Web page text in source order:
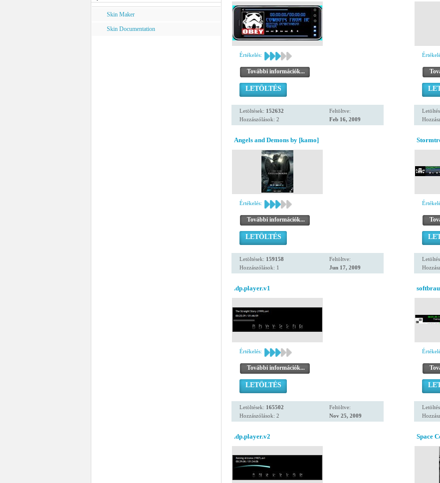
Skin Maker
Skin Documentation
Értékelés:
További információk...
LETÖLTÉS
Letöltések: 152632
Hozzászólások: 2
Feltöltve:
Feb 16, 2009
Angels and Demons by [kamo]
Értékelés:
További információk...
LETÖLTÉS
Letöltések: 159158
Hozzászólások: 1
Feltöltve:
Jun 17, 2009
.dp.player.v1
Értékelés:
További információk...
LETÖLTÉS
Letöltések: 165502
Hozzászólások: 2
Feltöltve:
Nov 25, 2009
.dp.player.v2 Space